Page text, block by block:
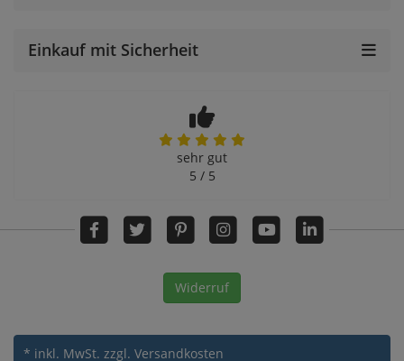
Einkauf mit Sicherheit
sehr gut
5 / 5
Widerruf
* inkl. MwSt. zzgl. Versandkosten